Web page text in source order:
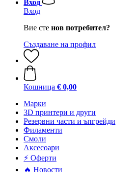
Вход
Вход
Вие сте нов потребител?
Създаване на профил
Кошница € 0,00
Mарки
3D принтери и други
Резервни части и ъпгрейди
Филаменти
Смоли
Аксесоари
⚡ Оферти
🔥 Новости